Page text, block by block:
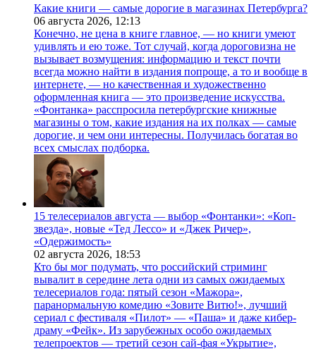
Какие книги — самые дорогие в магазинах Петербурга?
06 августа 2026, 12:13
Конечно, не цена в книге главное, — но книги умеют
удивлять и ею тоже. Тот случай, когда дороговизна не
вызывает возмущения: информацию и текст почти
всегда можно найти в издания попроще, а то и вообще в
интернете, — но качественная и художественно
оформленная книга — это произведение искусства.
«Фонтанка» расспросила петербургские книжные
магазины о том, какие издания на их полках — самые
дорогие, и чем они интересны. Получилась богатая во
всех смыслах подборка.
15 телесериалов августа — выбор «Фонтанки»: «Коп-
звезда», новые «Тед Лессо» и «Джек Ричер»,
«Одержимость»
02 августа 2026, 18:53
Кто бы мог подумать, что российский стриминг
вывалит в середине лета одни из самых ожидаемых
телесериалов года: пятый сезон «Мажора»,
паранормальную комедию «Зовите Витю!», лучший
сериал с фестиваля «Пилот» — «Паша» и даже кибер-
драму «Фейк». Из зарубежных особо ожидаемых
телепроектов — третий сезон сай-фая «Укрытие»,